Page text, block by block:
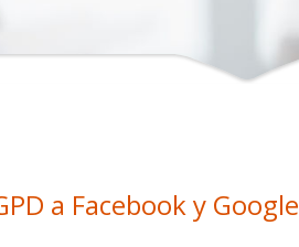
a Facebook y Google